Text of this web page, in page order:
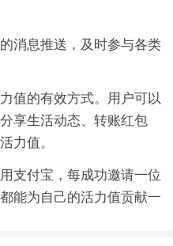
消息推送，及时参与各类
值的有效方式。用户可以
享生活动态、转账红包
力值。
支付宝，每成功邀请一位
能为自己的活力值贡献一